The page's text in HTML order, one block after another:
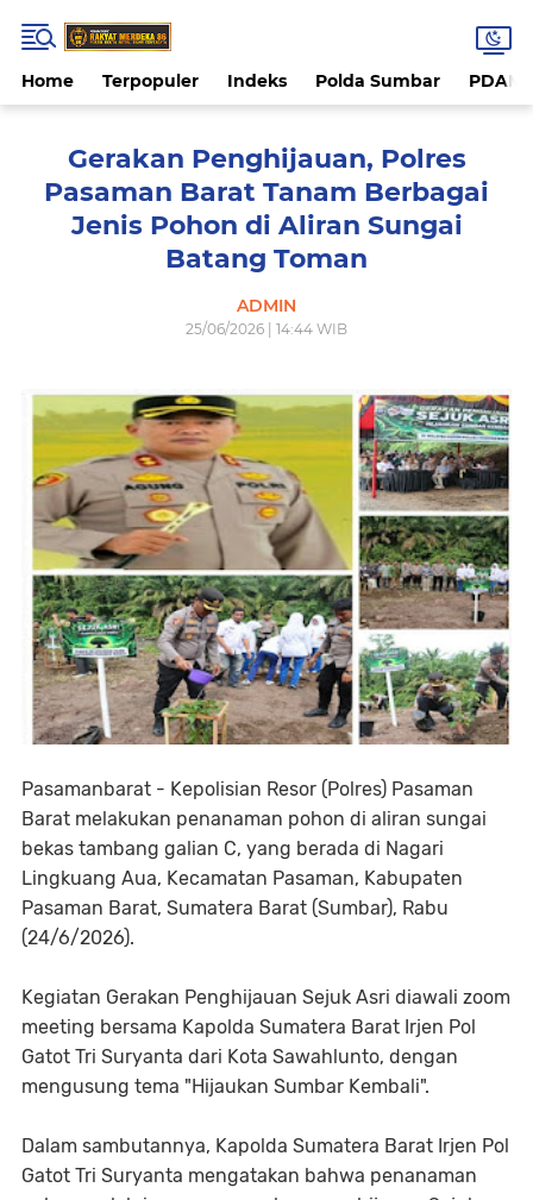
Home Terpopuler Indeks Polda Sumbar PDAM
Gerakan Penghijauan, Polres
Pasaman Barat Tanam Berbagai
Jenis Pohon di Aliran Sungai
Batang Toman
ADMIN
25/06/2026 | 14:44 WIB
Pasamanbarat - Kepolisian Resor (Polres) Pasaman
Barat melakukan penanaman pohon di aliran sungai
bekas tambang galian C, yang berada di Nagari
Lingkuang Aua, Kecamatan Pasaman, Kabupaten
Pasaman Barat, Sumatera Barat (Sumbar), Rabu
(24/6/2026).
Kegiatan Gerakan Penghijauan Sejuk Asri diawali zoom
meeting bersama Kapolda Sumatera Barat Irjen Pol
Gatot Tri Suryanta dari Kota Sawahlunto, dengan
mengusung tema "Hijaukan Sumbar Kembali".
Dalam sambutannya, Kapolda Sumatera Barat Irjen Pol
Gatot Tri Suryanta mengatakan bahwa penanaman